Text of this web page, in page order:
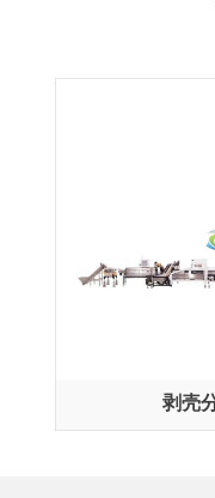
剥壳